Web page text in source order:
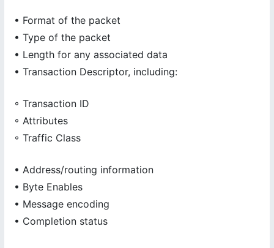
• Format of the packet
• Type of the packet
• Length for any associated data
• Transaction Descriptor, including:
◦ Transaction ID
◦ Attributes
◦ Traffic Class
• Address/routing information
• Byte Enables
• Message encoding
• Completion status